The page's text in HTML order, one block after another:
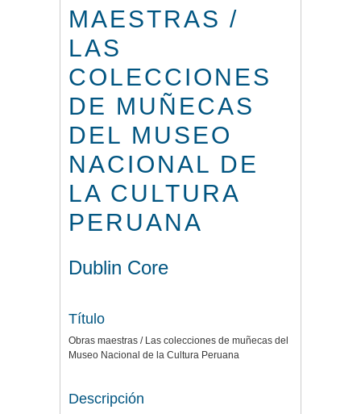
MAESTRAS /
LAS
COLECCIONES
DE MUÑECAS
DEL MUSEO
NACIONAL DE
LA CULTURA
PERUANA
Dublin Core
Título
Obras maestras / Las colecciones de muñecas del
Museo Nacional de la Cultura Peruana
Descripción